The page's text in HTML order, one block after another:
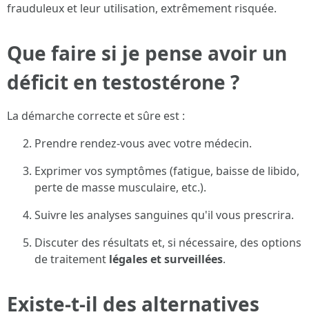
frauduleux et leur utilisation, extrêmement risquée.
Que faire si je pense avoir un
déficit en testostérone ?
La démarche correcte et sûre est :
Prendre rendez-vous avec votre médecin.
Exprimer vos symptômes (fatigue, baisse de libido,
perte de masse musculaire, etc.).
Suivre les analyses sanguines qu'il vous prescrira.
Discuter des résultats et, si nécessaire, des options
de traitement légales et surveillées.
Existe-t-il des alternatives